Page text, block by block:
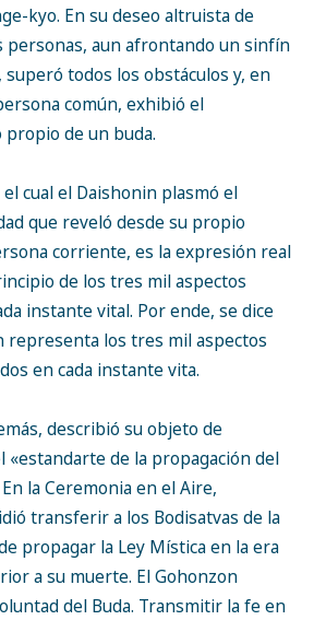
kyo. En su deseo altruista de
personas, aun afrontando un sinfín
superó todos los obstáculos y, en
común, exhibió el
de un buda.
cual el Daishonin plasmó el
que reveló desde su propio
corriente, es la expresión real
de los tres mil aspectos
instante vital. Por ende, se dice
representa los tres mil aspectos
en cada instante vita.
describió su objeto de
«estandarte de la propagación del
la Ceremonia en el Aire,
transferir a los Bodisatvas de la
propagar la Ley Mística en la era
a su muerte. El Gohonzon
del Buda. Transmitir la fe en